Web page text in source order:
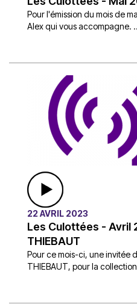
Pour l'émission du mois de
Alex qui vous accompagne.
22 AVRIL 2023
Les Culottées - Avril
THIEBAUT
Pour ce mois-ci, une invitée
THIEBAUT, pour la